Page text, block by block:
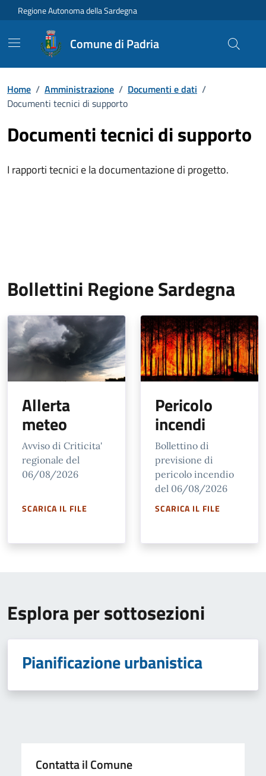
Vai ai contenuti
Vai al Footer
Regione Autonoma della Sardegna
Comune di Padria
Home / Amministrazione / Documenti e dati /
Documenti tecnici di supporto
Documenti tecnici di supporto
I rapporti tecnici e la documentazione di progetto.
Bollettini Regione Sardegna
Allerta
meteo
Avviso di Criticita'
regionale del
06/08/2026
SCARICA IL FILE
SCARICA IL FILE: SCARICA IL PDF
Pericolo
incendi
Bollettino di
previsione di
pericolo incendio
del 06/08/2026
SCARICA IL FILE
SCARICA IL FILE: SCARICA
Esplora per sottosezioni
Pianificazione urbanistica
Contatta il Comune